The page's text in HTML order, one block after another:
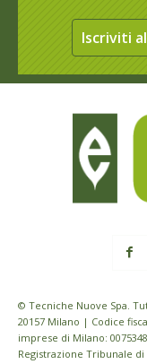
Iscriviti
© Tecniche Nuove Spa.
20157 Milano | Codice
imprese di Milano:
Registrazione Tribunale